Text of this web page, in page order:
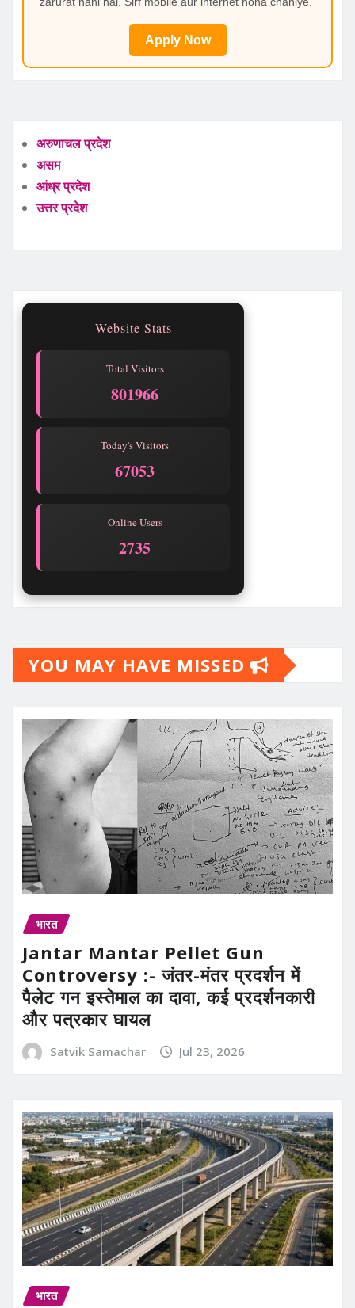
Apply Now
अरुणाचल प्रदेश
असम
आंध्र प्रदेश
उत्तर प्रदेश
Website Stats
Total Visitors
801966
Today's Visitors
67053
Online Users
2735
YOU MAY HAVE MISSED
भारत
Jantar Mantar Pellet Gun
Controversy :- जंतर-मंतर प्रदर्शन में
पैलेट गन इस्तेमाल का दावा, कई प्रदर्शनकारी
और पत्रकार घायल
Satvik Samachar Jul 23, 2026
भारत